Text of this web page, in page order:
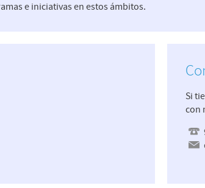
e iniciativas en estos ámbitos.
Si
con